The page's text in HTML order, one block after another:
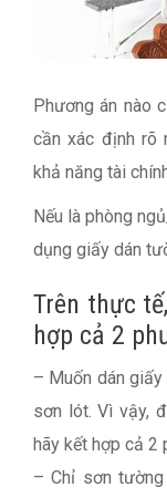
Phương án nào
cần xác định rõ
khả năng tài
Nếu là phòng
dụng giấy dán
Trên thực
hợp cả 2
– Muốn dán
sơn lót. Vì vậy,
hãy kết hợp cả 2
– Chỉ sơn